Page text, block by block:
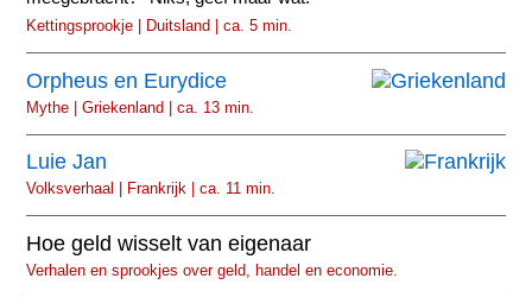
Kettingsprookje | Duitsland | ca. 5 min.
Orpheus en Eurydice
Mythe | Griekenland | ca. 13 min.
Luie Jan
Volksverhaal | Frankrijk | ca. 11 min.
Hoe geld wisselt van eigenaar
Verhalen en sprookjes over geld, handel en economie.